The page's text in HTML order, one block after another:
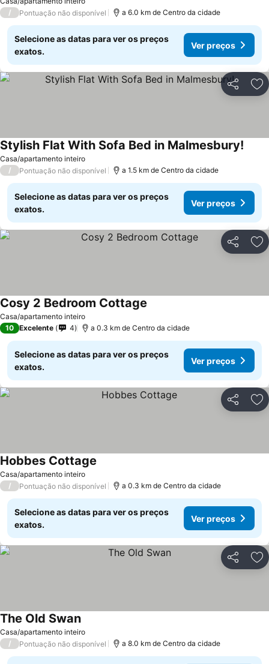
/
Pontuação não disponível a 6.0 km de Centro da cidade
Selecione as datas para ver os preços
exatos.
Ver preços
Partilhar
Casa/apartamento inteiro
Stylish Flat With Sofa Bed in Malmesbury!
/ Pontuação não disponível a 1.5 km de Centro da cidade
Selecione as datas para ver os preços
exatos.
Ver preços
Partilhar
Casa/apartamento inteiro
Cosy 2 Bedroom Cottage
10 Excelente 4 a 0.3 km de Centro da cidade
Selecione as datas para ver os preços
exatos.
Ver preços
Partilhar
Casa/apartamento inteiro
Hobbes Cottage
/ Pontuação não disponível a 0.3 km de Centro da cidade
Selecione as datas para ver os preços
exatos.
Ver preços
Partilhar
Casa/apartamento inteiro
The Old Swan
/ Pontuação não disponível a 8.0 km de Centro da cidade